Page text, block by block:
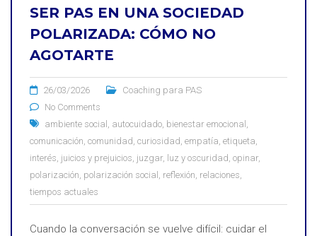
SER PAS EN UNA SOCIEDAD
POLARIZADA: CÓMO NO
AGOTARTE
26/03/2026
Coaching para PAS
No Comments
ambiente social , autocuidado, bienestar emocional ,
comunicación, comunidad, curiosidad, empatía, etiqueta,
interés, juicios y prejuicios, juzgar, luz y oscuridad, opinar,
polarización, polarización social , reflexión, relaciones,
tiempos actuales
Cuando la conversación se vuelve difícil: cuidar el